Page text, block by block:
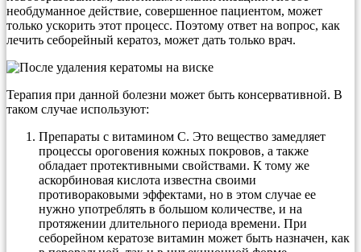
необдуманное действие, совершенное пациентом, может
только ускорить этот процесс. Поэтому ответ на вопрос, как
лечить себорейный кератоз, может дать только врач.
Терапия при данной болезни может быть консервативной. В
таком случае используют:
Препараты с витамином С. Это вещество замедляет
процессы ороговения кожных покровов, а также
обладает протективными свойствами. К тому же
аскорбиновая кислота известна своими
противораковыми эффектами, но в этом случае ее
нужно употреблять в большом количестве, и на
протяжении длительного периода времени. При
себорейном кератозе витамин может быть назначен, как